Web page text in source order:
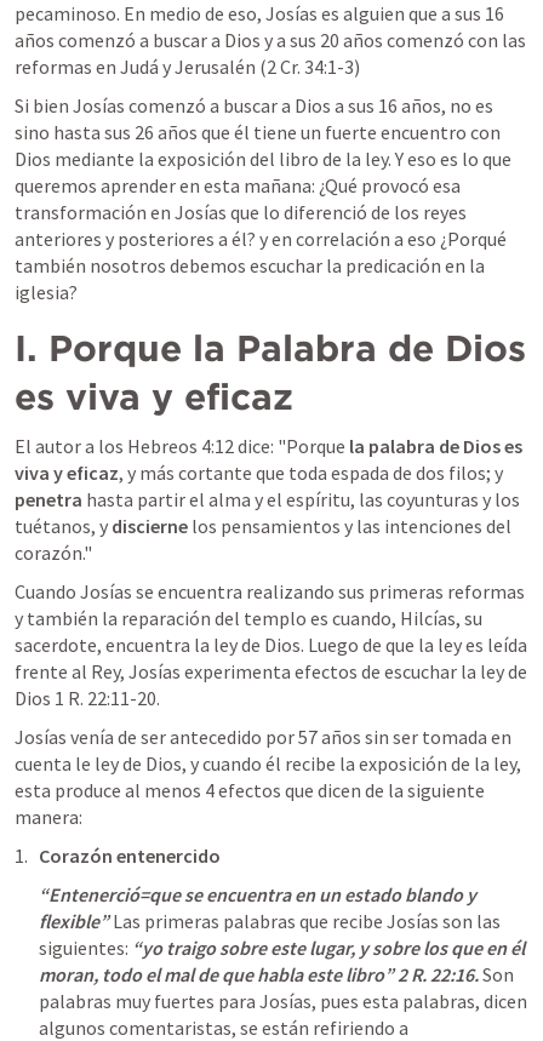
pecaminoso. En medio de eso, Josías es alguien que a sus 16
años comenzó a buscar a Dios y a sus 20 años comenzó con las
reformas en Judá y Jerusalén (2 Cr. 34:1-3)
Si bien Josías comenzó a buscar a Dios a sus 16 años, no es
sino hasta sus 26 años que él tiene un fuerte encuentro con
Dios mediante la exposición del libro de la ley. Y eso es lo que
queremos aprender en esta mañana: ¿Qué provocó esa
transformación en Josías que lo diferenció de los reyes
anteriores y posteriores a él? y en correlación a eso ¿Porqué
también nosotros debemos escuchar la predicación en la
iglesia?
I. Porque la Palabra de Dios
es viva y eficaz
El autor a los Hebreos 4:12 dice: "Porque la palabra de Dios es
viva y eficaz
penetra hasta partir el alma y el espíritu, las coyunturas y los
tuétanos, y discierne los pensamientos y las intenciones del
corazón."
Cuando Josías se encuentra realizando sus primeras reformas
y también la reparación del templo es cuando, Hilcías, su
sacerdote, encuentra la ley de Dios. Luego de que la ley es leída
frente al Rey, Josías experimenta efectos de escuchar la ley de
Dios 1 R. 22:11-20.
Josías venía de ser antecedido por 57 años sin ser tomada en
cuenta le ley de Dios, y cuando él recibe la exposición de la ley,
esta produce al menos 4 efectos que dicen de la siguiente
manera:
Corazón entenercido
“Entenerció=que se encuentra en un estado blando y
flexible” Las primeras palabras que recibe Josías son las
siguientes: “yo traigo sobre este lugar, y sobre los que en él
moran, todo el mal de que habla este libro” 2 R. 22:16. Son
palabras muy fuertes para Josías, pues esta palabras, dicen